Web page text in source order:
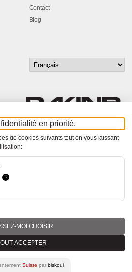
Contact
Blog
© Bucher+Walt 2011-2026
réservés - Informations non contractuelles
hsolutions.ch
en priorité.
de cookies suivants tout en vous laissant
?
MOI CHOISIR
ACCEPTER
Suisse par biskoui